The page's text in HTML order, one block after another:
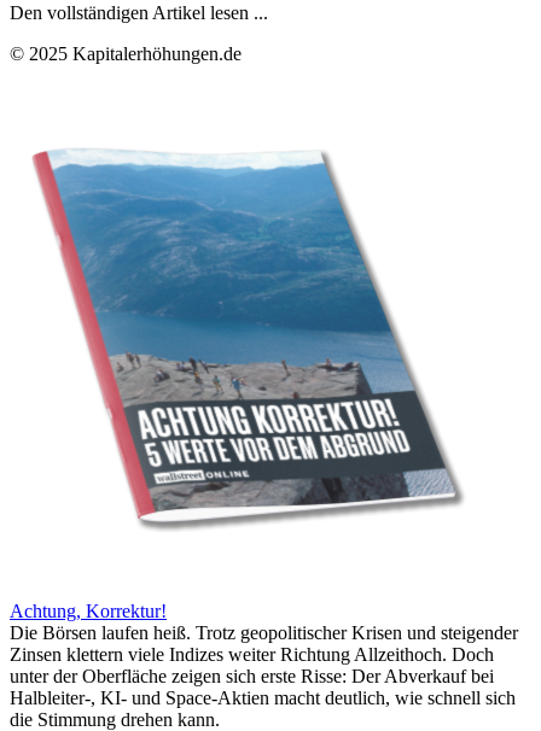
Den vollständigen Artikel lesen ...
© 2025 Kapitalerhöhungen.de
Achtung, Korrektur!
Die Börsen laufen heiß. Trotz geopolitischer Krisen und steigender
Zinsen klettern viele Indizes weiter Richtung Allzeithoch. Doch
unter der Oberfläche zeigen sich erste Risse: Der Abverkauf bei
Halbleiter-, KI- und Space-Aktien macht deutlich, wie schnell sich
die Stimmung drehen kann.